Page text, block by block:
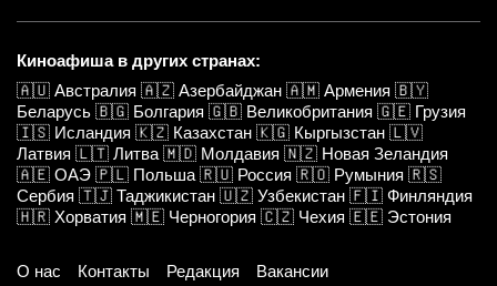
Киноафиша в других странах:
🇦🇺 Австралия 🇦🇿 Азербайджан 🇦🇲 Армения 🇧🇾
Беларусь 🇧🇬 Болгария 🇬🇧 Великобритания 🇬🇪 Грузия
🇮🇸 Исландия 🇰🇿 Казахстан 🇰🇬 Кыргызстан 🇱🇻
Латвия 🇱🇹 Литва 🇲🇩 Молдавия 🇳🇿 Новая Зеландия
🇦🇪 ОАЭ 🇵🇱 Польша 🇷🇺 Россия 🇷🇴 Румыния 🇷🇸
Сербия 🇹🇯 Таджикистан 🇺🇿 Узбекистан 🇫🇮 Финляндия
🇭🇷 Хорватия 🇲🇪 Черногория 🇨🇿 Чехия 🇪🇪 Эстония
О нас Контакты Редакция Вакансии